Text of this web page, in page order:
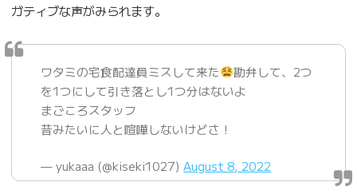
ガティブな声がみられます。
ワタミの宅食配達員ミスして来た
勘弁して、2つ
を1つにして引き落とし1つ分はないよ
まごころスタッフ
昔みたいに人と喧嘩しないけどさ！
— yukaaa (@kiseki1027)August 8, 2022